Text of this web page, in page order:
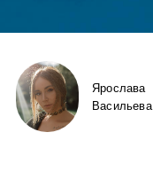
Ярослава
Васильева